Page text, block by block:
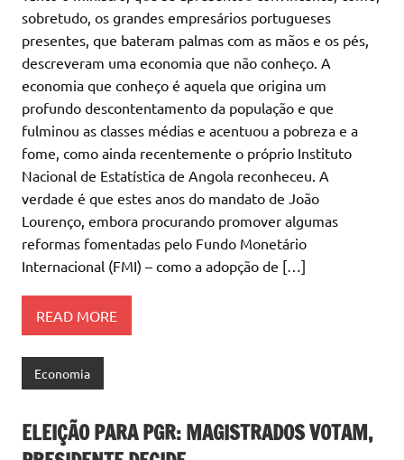
sobretudo, os grandes empresários portugueses
presentes, que bateram palmas com as mãos e os pés,
descreveram uma economia que não conheço. A
economia que conheço é aquela que origina um
profundo descontentamento da população e que
fulminou as classes médias e acentuou a pobreza e a
fome, como ainda recentemente o próprio Instituto
Nacional de Estatística de Angola reconheceu. A
verdade é que estes anos do mandato de João
Lourenço, embora procurando promover algumas
reformas fomentadas pelo Fundo Monetário
Internacional (FMI) – como a adopção de […]
READ MORE
Economia
ELEIÇÃO PARA PGR: MAGISTRADOS VOTAM,